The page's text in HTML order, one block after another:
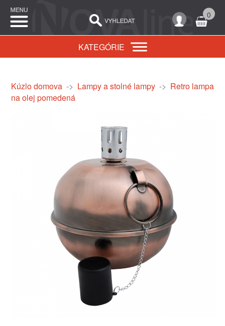
0
KATEGÓRIE
Kúzlo domova-> Lampy a stolné lampy-> Retro lampa
na olej pomedená